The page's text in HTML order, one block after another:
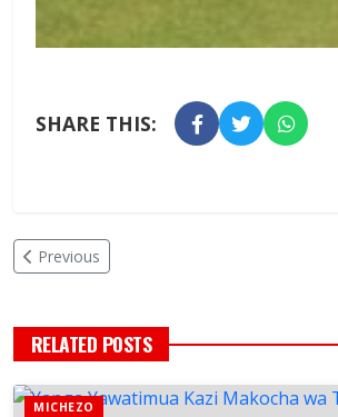
SHARE THIS:
Previous
RELATED POSTS
MICHEZO